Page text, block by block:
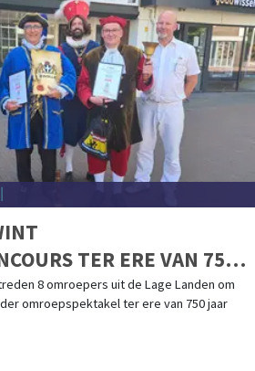
TER ERE VAN 750
IN BEVERWIJK
8 omroepers uit de Lage Landen om
omroepspektakel ter ere van 750 jaar